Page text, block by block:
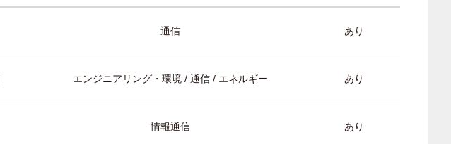
通信 あり
エンジニアリング・環境 / 通信 / エネルギー あり
情報通信 あり